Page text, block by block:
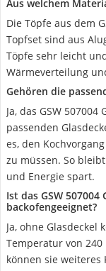
Aus welchem
Die Töpfe aus dem
Topfset sind aus
Töpfe sehr leicht
Wärmeverteilung
Gehören die
Ja, das GSW
passenden
es, den
zu müssen. So
und Energie spart.
Ist das GSW
backofengeeignet?
Ja, ohne Glasdeckel
Temperatur von 240
können sie weiteres